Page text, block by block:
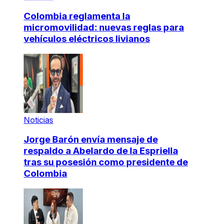
Colombia reglamenta la
micromovilidad: nuevas reglas para
vehículos eléctricos livianos
Noticias
Jorge Barón envía mensaje de
respaldo a Abelardo de la Espriella
tras su posesión como presidente de
Colombia